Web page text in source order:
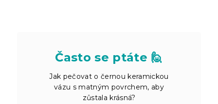
Často se ptáte 🙋
Jak pečovat o černou keramickou
vázu s matným povrchem, aby
zůstala krásná?